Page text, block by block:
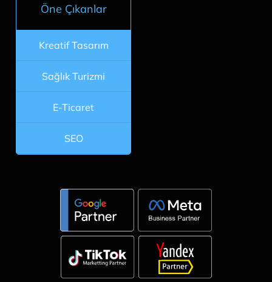
Öne Çıkanlar
Kreatif Tasarım
Sağlık Turizmi
E-Ticaret
SEO